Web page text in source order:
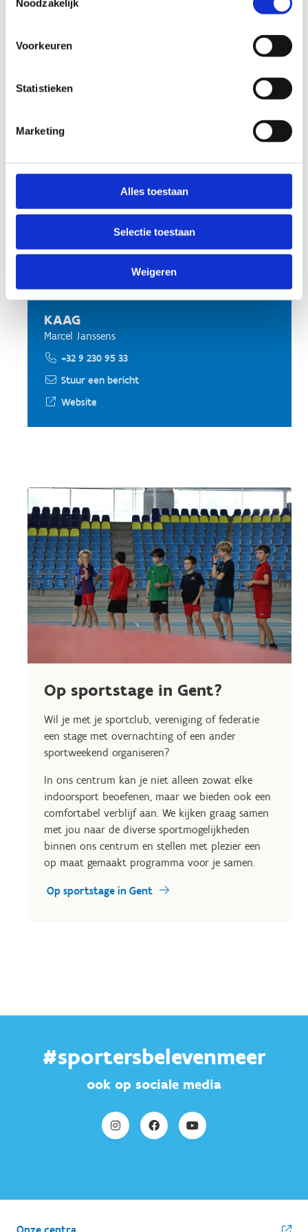
Noodzakelijk
Voorkeuren
Statistieken
Marketing
Alles toestaan
Selectie toestaan
Weigeren
Stuur een bericht
Stax
Luk Van Kerschaever
+32 9 282 62 61
Stuur een bericht
Website
KAAG
Marcel Janssens
+32 9 230 95 33
Stuur een bericht
Website
Op sportstage in Gent?
Wil je met je sportclub, vereniging of federatie
een stage met overnachting of een ander
sportweekend organiseren?
In ons centrum kan je niet alleen zowat elke
indoorsport beoefenen, maar we bieden ook een
comfortabel verblijf aan. We kijken graag samen
met jou naar de diverse sportmogelijkheden
binnen ons centrum en stellen met plezier een
op maat gemaakt programma voor je samen.
Op sportstage in Gent
#sportersbelevenmeer
ook op sociale media